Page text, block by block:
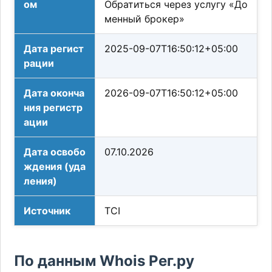
ом
Обратиться через услугу «До
менный брокер»
Дата регист
рации
2025-09-07T16:50:12+05:00
Дата оконча
ния регистр
ации
2026-09-07T16:50:12+05:00
Дата освобо
ждения (уда
ления)
07.10.2026
Источник TCI
По данным Whois Рег.ру